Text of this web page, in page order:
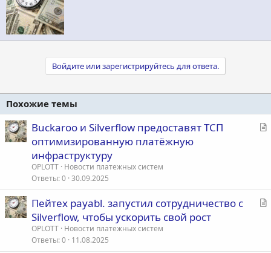
Войдите или зарегистрируйтесь для ответа.
Похожие темы
С
Buckaroo и Silverflow предоставят ТСП
оптимизированную платёжную
инфраструктуру
OPLOTT Новости платежных систем
Ответы 0 30.09.2025
С
Пейтех payabl. запустил сотрудничество с
Silverflow, чтобы ускорить свой рост
OPLOTT Новости платежных систем
Ответы 0 11.08.2025